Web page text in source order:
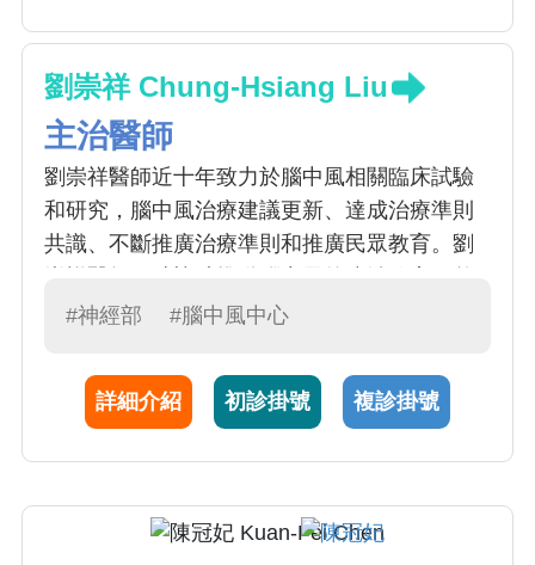
劉崇祥 Chung-Hsiang Liu
主治醫師
劉崇祥醫師近十年致力於腦中風相關臨床試驗
和研究，腦中風治療建議更新、達成治療準則
共識、不斷推廣治療準則和推廣民眾教育。劉
合、協助相關學會，社會各界、各層級對中風
資料、提出改進方向和發表研究心得。劉醫師
臨床專長在Stroke (腦中風)和 Vascular
#神經部 #腦中風中心
詳細介紹 初診掛號 複診掛號